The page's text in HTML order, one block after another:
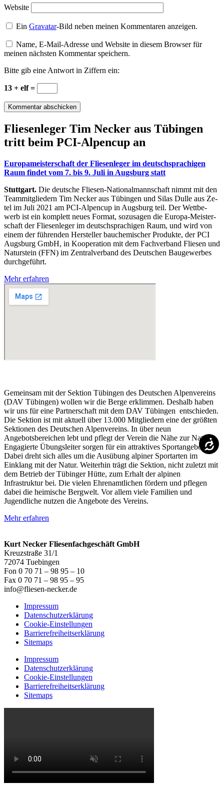
Website
EinGravatar-Bild neben meinen Kommentaren anzeigen.
Name, E-Mail-Adresse und Website in diesem Browser für
meinen nächsten Kommentar speichern.
Bitte gib eine Antwort in Ziffern ein:
13 + elf =
Flie­sen­le­ger Tim Ne­cker aus Tü­bin­gen
tritt beim PCI-Al­pen­cup an
Eu­ro­pa­meis­ter­schaft der Flie­sen­le­ger im deutsch­spra­chi­gen
Raum fin­det vom 7. bis 9. Juli in Augs­burg statt
Stuttgart. Die deut­sche Flie­sen-Na­tio­nal­mann­schaft nimmt mit den
Team­mit­glie­dern Tim Ne­cker aus Tü­bin­gen und Si­las Dul­le aus Ze­
tel im Juli 2021 am PCI-Al­pen­cup in Augs­burg teil. Der Wett­be­
werb ist ein kom­plett neu­es For­mat, so­zu­sa­gen die Eu­ro­pa-Meis­ter­
schaft der Flie­sen­le­ger im deutsch­spra­chi­gen Raum, und wird von
ei­nem der füh­ren­den Her­stel­ler bau­che­mi­scher Pro­duk­te, der PCI
Augs­burg GmbH, in Ko­ope­ra­ti­on mit dem Fach­ver­band Flie­sen und
Na­tur­stein (FFN) im Zen­tral­ver­band des Deut­schen Bau­ge­wer­bes
durch­ge­führt.
Mehr erfahren
Gemeinsam mit der Sektion Tübingen des Deutschen Alpenvereins
(DAV Tübingen) wollen wir die Berge erklimmen. Deshalb haben
wir uns für eine Partnerschaft mit dem DAV Tübingen entschieden.
Die Sektion ist mit aktuell über 13.000 Mitgliedern eine der größten
Sektionen des Deutschen Alpenvereins. In über neun
Angebotsbereichen lebt und pflegt der Verein die Nähe zur Natur.
Engagierte Übungsleiter sorgen für ein attraktives Sportangebot.
Dabei dreht sich alles um die Ausübung alpiner Sportarten im
Einklang mit der Natur. Weiterhin trägt die Sektion, nicht zuletzt mit
dem Betrieb der Tübinger Hütte, zum Erhalt der alpinen
Infrastruktur bei. Die vielen Ehrenamtlichen fördern und pflegen
dabei die heimische Bergwelt. Vor allem viele Familien und
Jugendliche nutzen die Angebote des Vereins.
Mehr erfahren
Kurt Necker Fliesenfachgeschäft GmbH
Kreuzstraße 31/1
72074 Tuebingen
Fon 0 70 71 – 98 95 – 10
Fax 0 70 71 – 98 95 – 95
info@fliesen-necker.de
Impressum
Datenschutzerklärung
Cookie-Einstellungen
Barrierefreiheitserklärung
Sitemaps
Impressum
Datenschutzerklärung
Cookie-Einstellungen
Barrierefreiheitserklärung
Sitemaps